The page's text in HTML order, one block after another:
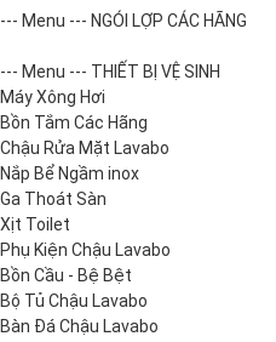
--- Menu --- NGÓI LỢP CÁC HÃNG
--- Menu --- THIẾT BỊ VỆ SINH
Máy Xông Hơi
Bồn Tắm Các Hãng
Chậu Rửa Mặt Lavabo
Nắp Bể Ngầm inox
Ga Thoát Sàn
Xịt Toilet
Phụ Kiện Chậu Lavabo
Bồn Cầu - Bệ Bệt
Bộ Tủ Chậu Lavabo
Bàn Đá Chậu Lavabo